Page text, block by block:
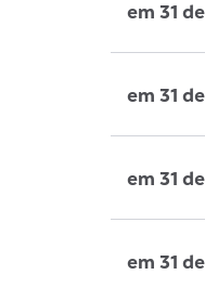
em 31
em 31
em 31
em 31